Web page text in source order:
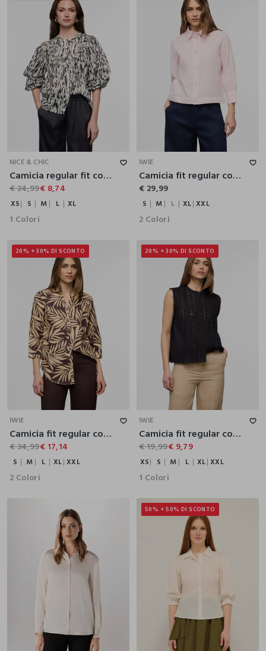
XL
NICE & CHIC
Camicia regular fit con scollo rotondo in puro cotone voile donna
€ 24,99€ 8,74
XS S M L XL
1 Colori
XXL
IWIE
Camicia fit regular con collo alla francese misto lino donna
€ 29,99
S M L XL XXL
2 Colori
20% + 30% DI SCONTO
L
XXL
IWIE
Camicia fit regular con scollo a V misto lino donna
€ 34,99€ 17,14
S M L XL XXL
2 Colori
20% + 30% DI SCONTO
IWIE
Camicia fit regular con scollo rotondo in puro cotone donna
€ 19,99€ 9,79
XS S M L XL XXL
1 Colori
50% + 50% DI SCONTO